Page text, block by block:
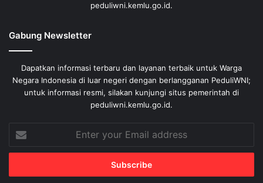
peduliwni.kemlu.go.id.
Gabung Newsletter
Dapatkan informasi terbaru dan layanan terbaik untuk Warga
Negara Indonesia di luar negeri dengan berlangganan PeduliWNI;
untuk informasi resmi, silakan kunjungi situs pemerintah di
peduliwni.kemlu.go.id.
Enter
your
Email